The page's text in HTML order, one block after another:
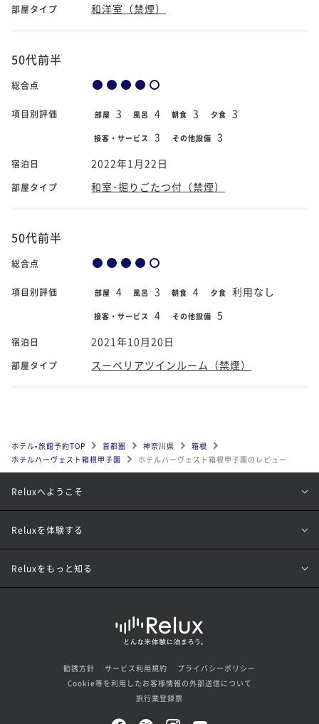
部屋タイプ 和洋室（禁煙）
50代前半
総合点
項目別評価 部屋 3 風呂 4 朝食 3 夕食 3
接客・サービス 3 その他設備 3
宿泊日 2022年1月22日
部屋タイプ 和室･掘りごたつ付（禁煙）
50代前半
総合点
項目別評価 部屋 4 風呂 3 朝食 4 夕食 利用なし
接客・サービス 4 その他設備 5
宿泊日 2021年10月20日
部屋タイプ スーペリアツインルーム（禁煙）
ホテル•旅館予約TOP 首都圏 神奈川県
箱根
ホテルハーヴェスト箱根甲子園
ホテルハーヴェスト箱根甲子園のレビュー
Reluxへようこそ
Reluxを体験する
Reluxをもっと知る
勧誘方針 サービス利用規約
プライバシーポリシー
Cookie等を利用したお客様情報の外部送信について
旅行業登録票